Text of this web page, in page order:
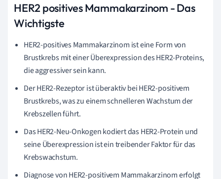
HER2 positives Mammakarzinom - Das
Wichtigste
HER2-positives Mammakarzinom ist eine Form von
Brustkrebs mit einer Überexpression des HER2-Proteins,
die aggressiver sein kann.
Der HER2-Rezeptor ist überaktiv bei HER2-positivem
Brustkrebs, was zu einem schnelleren Wachstum der
Krebszellen führt.
Das HER2-Neu-Onkogen kodiert das HER2-Protein und
seine Überexpression ist ein treibender Faktor für das
Krebswachstum.
Diagnose von HER2-positivem Mammakarzinom erfolgt